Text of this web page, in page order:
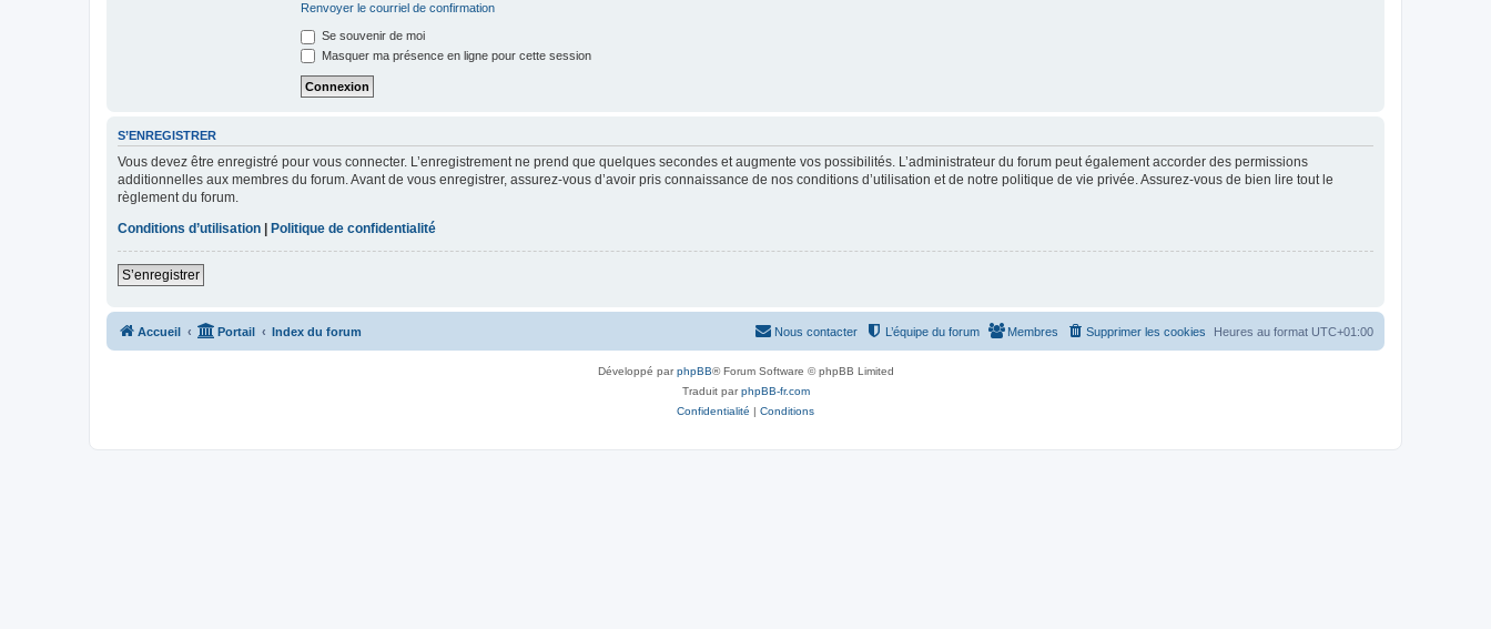
Renvoyer le courriel de confirmation
Se souvenir de moi
Masquer ma présence en ligne pour cette session
S’ENREGISTRER
Vous devez être enregistré pour vous connecter. L’enregistrement ne prend que quelques secondes et augmente vos possibilités. L’administrateur du forum peut également accorder des permissions
additionnelles aux membres du forum. Avant de vous enregistrer, assurez-vous d’avoir pris connaissance de nos conditions d’utilisation et de notre politique de vie privée. Assurez-vous de bien lire tout le
règlement du forum.
Conditions d’utilisation | Politique de confidentialité
S’enregistrer
Accueil Portail Index du forum Heures au format UTC+01:00
Supprimer les cookies
Membres
L’équipe du forum
Nous contacter
Développé parphpBB® Forum Software © phpBB Limited
Traduit parphpBB-fr.com
Confidentialité | Conditions